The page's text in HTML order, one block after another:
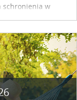
schronienia w